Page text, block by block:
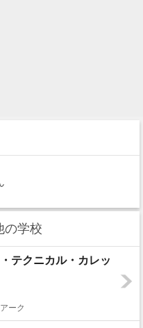
の学校
テクニカル・カレッ
ーク